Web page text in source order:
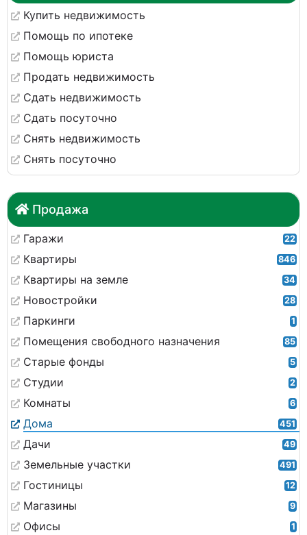
Купить недвижимость
Помощь по ипотеке
Помощь юриста
Продать недвижимость
Сдать недвижимость
Сдать посуточно
Снять недвижимость
Снять посуточно
Продажа
Гаражи 22
Квартиры 846
Квартиры на земле 34
Новостройки 28
Паркинги 1
Помещения свободного назначения 85
Старые фонды 5
Студии 2
Комнаты 6
Дома 451
Дачи 49
Земельные участки 491
Гостиницы 12
Магазины 9
Офисы 1